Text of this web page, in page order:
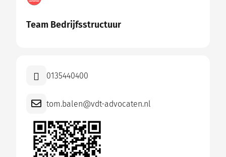
Team Bedrijfsstructuur
0135440400
tom.balen@vdt-advocaten.nl